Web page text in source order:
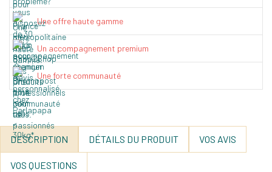
Une offre haute gamme
Un accompagnement premium
Une forte communauté
DESCRIPTION DÉTAILS DU PRODUIT VOS AVIS
VOS QUESTIONS